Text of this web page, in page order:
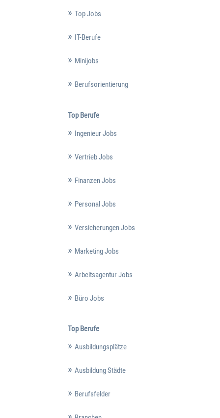
Top Jobs
IT-Berufe
Minijobs
Berufsorientierung
Top Berufe
Ingenieur Jobs
Vertrieb Jobs
Finanzen Jobs
Personal Jobs
Versicherungen Jobs
Marketing Jobs
Arbeitsagentur Jobs
Büro Jobs
Top Berufe
Ausbildungsplätze
Ausbildung Städte
Berufsfelder